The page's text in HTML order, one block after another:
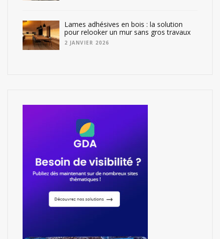
Lames adhésives en bois : la solution
pour relooker un mur sans gros travaux
2 JANVIER 2026